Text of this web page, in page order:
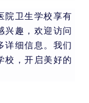
院卫生学校享有
兴趣，欢迎访问
详细信息。我们
校，开启美好的